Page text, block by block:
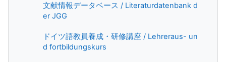
文献情報データベース / Literaturdatenbank d
er JGG
ドイツ語教員養成・研修講座 / Lehreraus- un
d fortbildungskurs